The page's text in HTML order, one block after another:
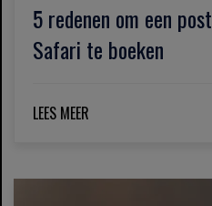
5 redenen om een
Safari te boeken
LEES MEER